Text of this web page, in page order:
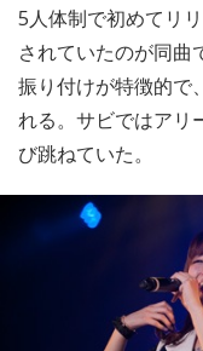
5人体制で初めてリ
されていたのが同曲
振り付けが特徴的で
れる。サビではアリ
び跳ねていた。